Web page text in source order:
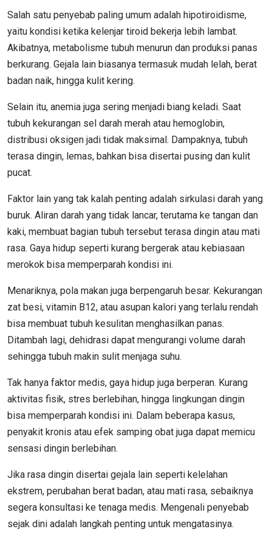
Salah satu penyebab paling umum adalah hipotiroidisme,
yaitu kondisi ketika kelenjar tiroid bekerja lebih lambat.
Akibatnya, metabolisme tubuh menurun dan produksi panas
berkurang. Gejala lain biasanya termasuk mudah lelah, berat
badan naik, hingga kulit kering.
Selain itu, anemia juga sering menjadi biang keladi. Saat
tubuh kekurangan sel darah merah atau hemoglobin,
distribusi oksigen jadi tidak maksimal. Dampaknya, tubuh
terasa dingin, lemas, bahkan bisa disertai pusing dan kulit
pucat.
Faktor lain yang tak kalah penting adalah sirkulasi darah yang
buruk. Aliran darah yang tidak lancar, terutama ke tangan dan
kaki, membuat bagian tubuh tersebut terasa dingin atau mati
rasa. Gaya hidup seperti kurang bergerak atau kebiasaan
merokok bisa memperparah kondisi ini.
Menariknya, pola makan juga berpengaruh besar. Kekurangan
zat besi, vitamin B12, atau asupan kalori yang terlalu rendah
bisa membuat tubuh kesulitan menghasilkan panas.
Ditambah lagi, dehidrasi dapat mengurangi volume darah
sehingga tubuh makin sulit menjaga suhu.
Tak hanya faktor medis, gaya hidup juga berperan. Kurang
aktivitas fisik, stres berlebihan, hingga lingkungan dingin
bisa memperparah kondisi ini. Dalam beberapa kasus,
penyakit kronis atau efek samping obat juga dapat memicu
sensasi dingin berlebihan.
Jika rasa dingin disertai gejala lain seperti kelelahan
ekstrem, perubahan berat badan, atau mati rasa, sebaiknya
segera konsultasi ke tenaga medis. Mengenali penyebab
sejak dini adalah langkah penting untuk mengatasinya.